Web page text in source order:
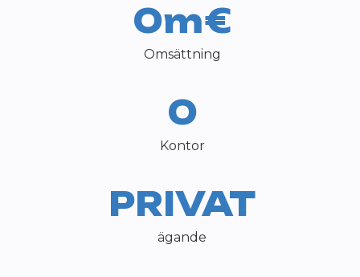
0m€
Omsättning
0
Kontor
PRIVAT
ägande